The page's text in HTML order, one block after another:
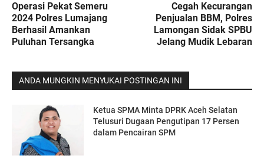
Operasi Pekat Semeru
2024 Polres Lumajang
Berhasil Amankan
Puluhan Tersangka
Cegah Kecurangan
Penjualan BBM, Polres
Lamongan Sidak SPBU
Jelang Mudik Lebaran
ANDA MUNGKIN MENYUKAI POSTINGAN INI
Ketua SPMA Minta DPRK Aceh Selatan
Telusuri Dugaan Pengutipan 17 Persen
dalam Pencairan SPM